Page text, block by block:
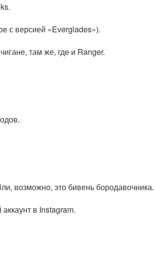
с версией «Everglades»).
там же, где и Ranger.
возможно, это бивень бородавочника.
в Instagram.